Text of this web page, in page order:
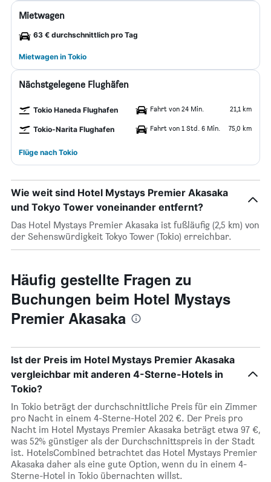
Mietwagen
63 € durchschnittlich pro Tag
Mietwagen in Tokio
Nächstgelegene Flughäfen
Tokio Haneda Flughafen Fahrt von 24 Min. 21,1 km
Tokio-Narita Flughafen Fahrt von 1 Std. 6 Min. 75,0 km
Flüge nach Tokio
Wie weit sind Hotel Mystays Premier Akasaka
und Tokyo Tower voneinander entfernt?
Das Hotel Mystays Premier Akasaka ist fußläufig (2,5 km) von
der Sehenswürdigkeit Tokyo Tower (Tokio) erreichbar.
Häufig gestellte Fragen zu
Buchungen beim Hotel Mystays
Premier Akasaka
Ist der Preis im Hotel Mystays Premier Akasaka
vergleichbar mit anderen 4-Sterne-Hotels in
Tokio?
In Tokio beträgt der durchschnittliche Preis für ein Zimmer
pro Nacht in einem 4-Sterne-Hotel 202 €. Der Preis pro
Nacht im Hotel Mystays Premier Akasaka beträgt etwa 97 €,
was 52% günstiger als der Durchschnittspreis in der Stadt
ist. HotelsCombined betrachtet das Hotel Mystays Premier
Akasaka daher als eine gute Option, wenn du in einem 4-
Sterne-Hotel in Tokio übernachten willst.